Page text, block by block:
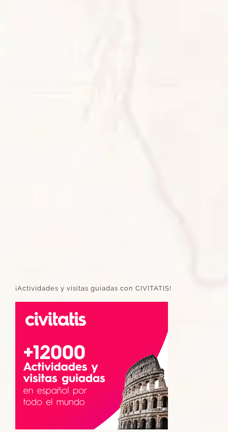
¡Actividades y visitas guiadas con CIVITATIS!